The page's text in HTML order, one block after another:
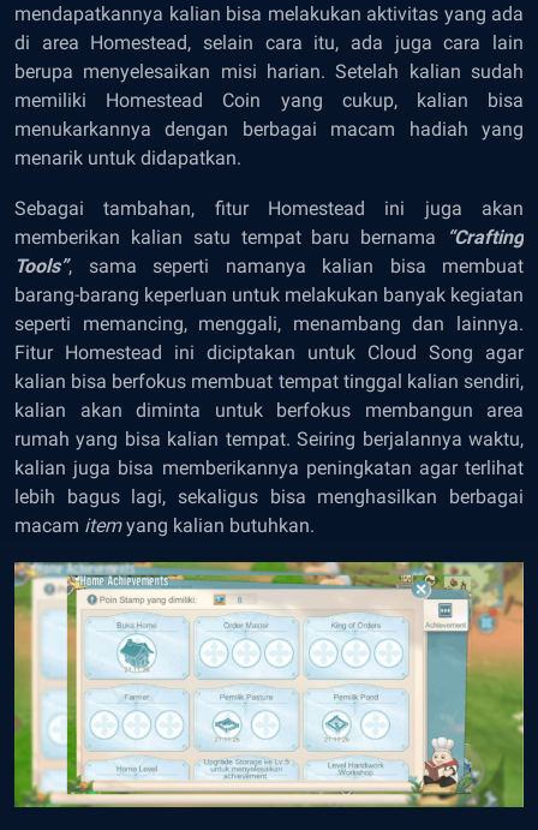
mendapatkannya kalian bisa melakukan aktivitas yang ada
di area Homestead, selain cara itu, ada juga cara lain
berupa menyelesaikan misi harian. Setelah kalian sudah
memiliki Homestead Coin yang cukup, kalian bisa
menukarkannya dengan berbagai macam hadiah yang
menarik untuk didapatkan.
Sebagai tambahan, fitur Homestead ini juga akan
memberikan kalian satu tempat baru bernama
“Crafting
Tools”, sama seperti namanya kalian bisa membuat
barang-barang keperluan untuk melakukan banyak kegiatan
seperti memancing, menggali, menambang dan lainnya.
Fitur Homestead ini diciptakan untuk Cloud Song agar
kalian bisa berfokus membuat tempat tinggal kalian sendiri,
kalian akan diminta untuk berfokus membangun area
rumah yang bisa kalian tempat. Seiring berjalannya waktu,
kalian juga bisa memberikannya peningkatan agar terlihat
lebih bagus lagi, sekaligus bisa menghasilkan berbagai
macam itemyang kalian butuhkan.